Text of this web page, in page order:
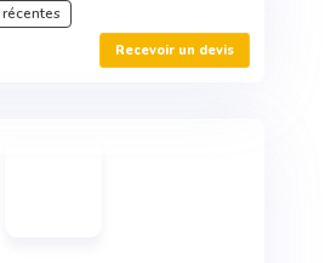
Recevoir un devis